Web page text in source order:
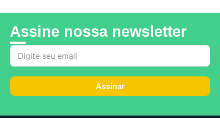
Assine nossa newsletter
Assinar